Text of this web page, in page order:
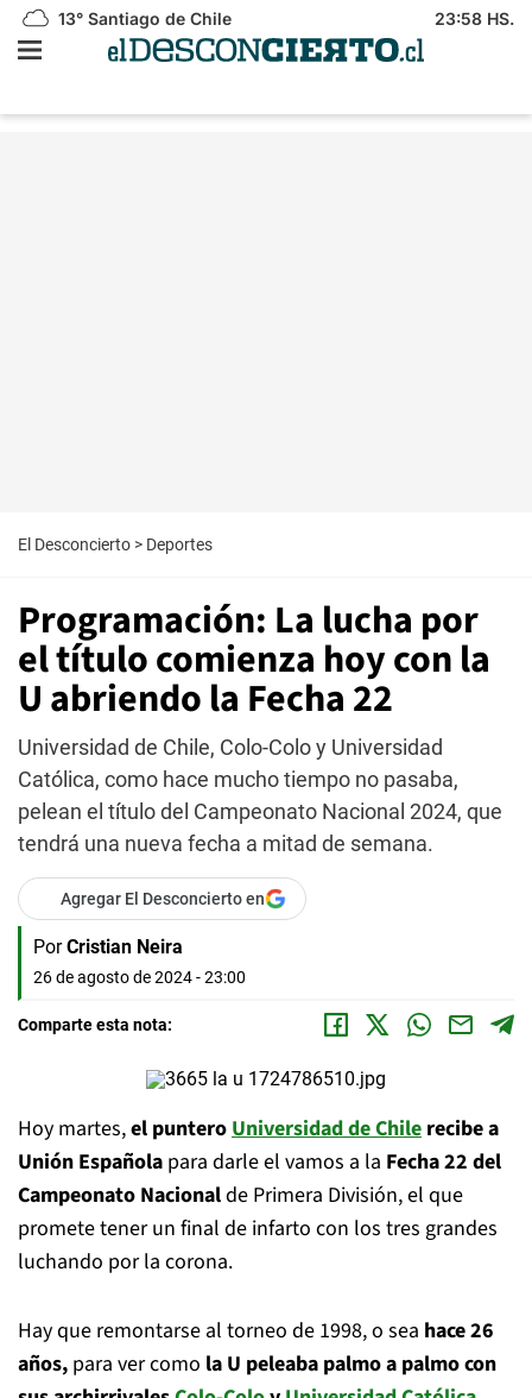
13° Santiago de Chile 23:58 HS.
El Desconcierto > Deportes
Programación: La lucha por
el título comienza hoy con la
U abriendo la Fecha 22
Universidad de Chile, Colo-Colo y Universidad
Católica, como hace mucho tiempo no pasaba,
pelean el título del Campeonato Nacional 2024, que
tendrá una nueva fecha a mitad de semana.
Agregar El Desconcierto en
Por Cristian Neira
26 de agosto de 2024 - 23:00
Comparte esta nota:
Hoy martes,el punteroUniversidad de Chile recibe a
Unión Española para darle el vamos a la Fecha 22 del
Campeonato Nacionalde Primera División, el que
promete tener un final de infarto con los tres grandes
luchando por la corona.
Hay que remontarse al torneo de 1998, o sea hace 26
años, para ver como la U peleaba palmo a palmo con